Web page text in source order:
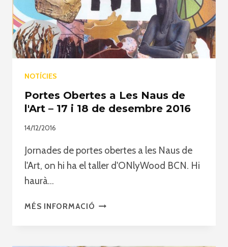
28
MAIG
2017
NOTÍCIES
Portes Obertes a Les Naus de
l'Art – 17 i 18 de desembre 2016
14/12/2016
Jornades de portes obertes a les Naus de
l'Art, on hi ha el taller d'ONlyWood BCN. Hi
haurà…
MÉS INFORMACIÓ PORTES